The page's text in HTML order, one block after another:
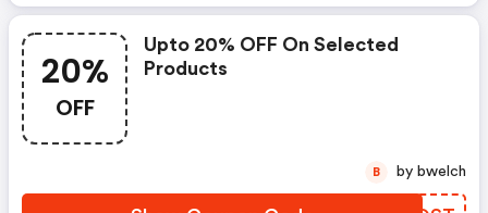
20%
OFF
Upto 20% OFF On Selected
Products
B by bwelch